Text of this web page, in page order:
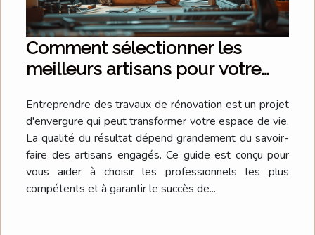
Comment sélectionner les
meilleurs artisans pour votre
Entreprendre des travaux de rénovation est un projet
d'envergure qui peut transformer votre espace de vie.
La qualité du résultat dépend grandement du savoir-
faire des artisans engagés. Ce guide est conçu pour
vous aider à choisir les professionnels les plus
compétents et à garantir le succès de...